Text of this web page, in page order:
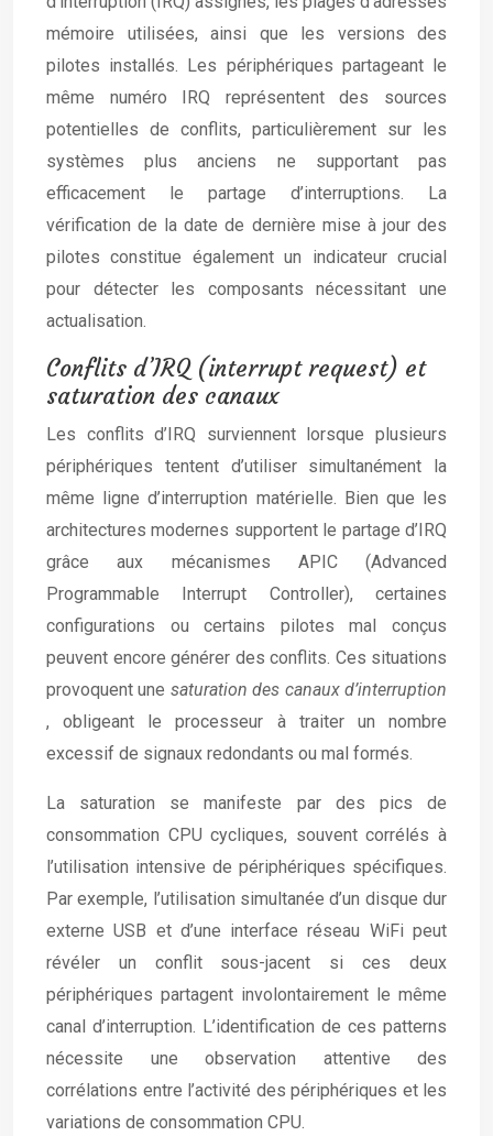
mémoire utilisées, ainsi que les versions des
pilotes installés. Les périphériques partageant le
même numéro IRQ représentent des sources
potentielles de conflits, particulièrement sur les
systèmes plus anciens ne supportant pas
efficacement le partage d’interruptions. La
vérification de la date de dernière mise à jour des
pilotes constitue également un indicateur crucial
pour détecter les composants nécessitant une
actualisation.
Conflits d’IRQ (interrupt request) et
saturation des canaux
Les conflits d’IRQ surviennent lorsque plusieurs
périphériques tentent d’utiliser simultanément la
même ligne d’interruption matérielle. Bien que les
architectures modernes supportent le partage d’IRQ
grâce aux mécanismes APIC (Advanced
Programmable Interrupt Controller), certaines
configurations ou certains pilotes mal conçus
peuvent encore générer des conflits. Ces situations
provoquent une saturation des canaux d’interruption
, obligeant le processeur à traiter un nombre
excessif de signaux redondants ou mal formés.
La saturation se manifeste par des pics de
consommation CPU cycliques, souvent corrélés à
l’utilisation intensive de périphériques spécifiques.
Par exemple, l’utilisation simultanée d’un disque dur
externe USB et d’une interface réseau WiFi peut
révéler un conflit sous-jacent si ces deux
périphériques partagent involontairement le même
canal d’interruption. L’identification de ces patterns
nécessite une observation attentive des
corrélations entre l’activité des périphériques et les
variations de consommation CPU.